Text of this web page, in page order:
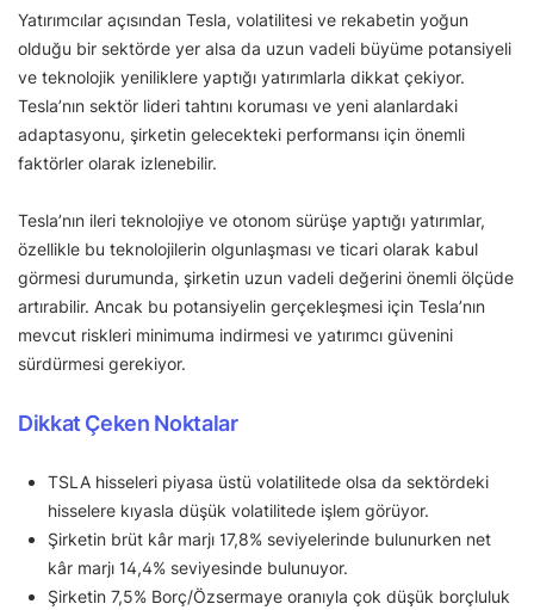
Yatırımcılar açısından Tesla, volatilitesi ve rekabetin yoğun
olduğu bir sektörde yer alsa da uzun vadeli büyüme potansiyeli
ve teknolojik yeniliklere yaptığı yatırımlarla dikkat çekiyor.
Tesla’nın sektör lideri tahtını koruması ve yeni alanlardaki
adaptasyonu, şirketin gelecekteki performansı için önemli
faktörler olarak izlenebilir.
Tesla’nın ileri teknolojiye ve otonom sürüşe yaptığı yatırımlar,
özellikle bu teknolojilerin olgunlaşması ve ticari olarak kabul
görmesi durumunda, şirketin uzun vadeli değerini önemli ölçüde
artırabilir. Ancak bu potansiyelin gerçekleşmesi için Tesla’nın
mevcut riskleri minimuma indirmesi ve yatırımcı güvenini
sürdürmesi gerekiyor.
Dikkat Çeken Noktalar
TSLA hisseleri piyasa üstü volatilitede olsa da sektördeki
hisselere kıyasla düşük volatilitede işlem görüyor.
Şirketin brüt kâr marjı 17,8% seviyelerinde bulunurken net
kâr marjı 14,4% seviyesinde bulunuyor.
Şirketin 7,5% Borç/Özsermaye oranıyla çok düşük borçluluk